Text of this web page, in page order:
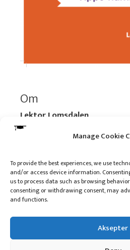
Manage Cookie
To provide the best experiences, we use
and/or access device information.
us to process data such as browsing
consenting or withdrawing consent, may
and functions.
Aksepter
Om
Lektor Lomsdalen
Organisasjonsnummer:
920
Les mer:Om selskapet
Les mer:Om reklame på